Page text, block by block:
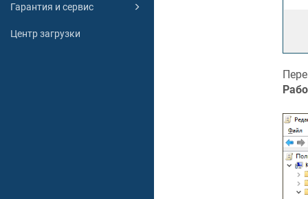
Гарантия и сервис
Центр загрузки